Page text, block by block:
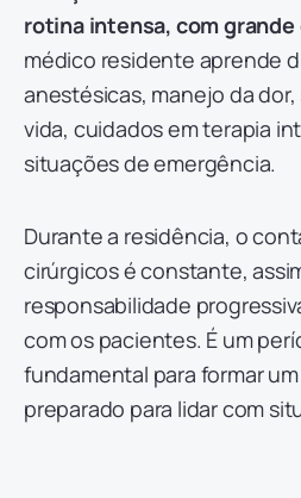
rotina intensa, com
médico residente aprende
anestésicas, manejo da
vida, cuidados em terapia
situações de emergência.
Durante a residência, o
cirúrgicos é constante,
responsabilidade
com os pacientes. É um
fundamental para formar
preparado para lidar com